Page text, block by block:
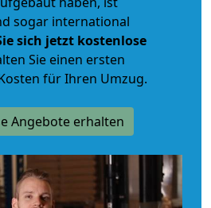
sogar international
sich jetzt kostenlose
Sie einen ersten
für Ihren Umzug.
Angebote erhalten